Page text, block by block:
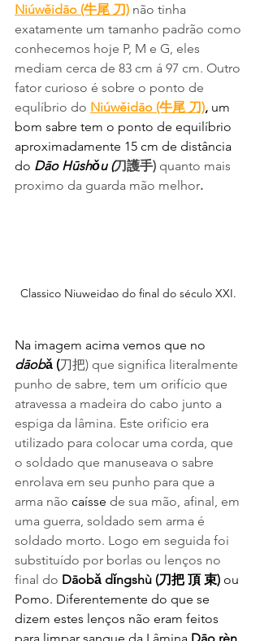
Niúwěidāo (牛尾 刀) não tinha
exatamente um tamanho padrão como
conhecemos hoje P, M e G, eles
mediam cerca de 83 cm á 97 cm. Outro
fator curioso é sobre o ponto de
equlíbrio do Niúwěidāo (牛尾 刀), um
bom sabre tem o ponto de equilíbrio
aproximadamente 15 cm de distância
do Dāo Hūshǒu (刀護手) quanto mais
proximo da guarda mão melhor.
Classico Niuweidao do final do século XXI.
Na imagem acima vemos que no
dāobǎ (刀把) que significa literalmente
punho de sabre, tem um orifício que
atravessa a madeira do cabo junto a
espiga da lâmina. Este orifício era
utilizado para colocar uma corda, que
o soldado que manuseava o sabre
enrolava em seu punho para que a
arma não caísse de sua mão, afinal, em
uma guerra, soldado sem arma é
soldado morto. Logo em seguida foi
substituído por borlas ou lenços no
final do Dāobǎ dǐngshù (刀把 頂 束) ou
Pomo. Diferentemente do que se
dizem estes lenços não eram feitos